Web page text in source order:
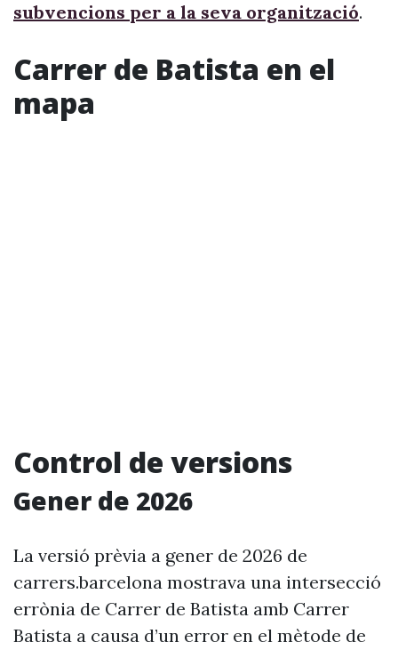
subvencions per a la seva organització.
Carrer de Batista en el
mapa
Control de versions
Gener de 2026
La versió prèvia a gener de 2026 de
carrers.barcelona mostrava una intersecció
errònia de Carrer de Batista amb Carrer
Batista a causa d’un error en el mètode de